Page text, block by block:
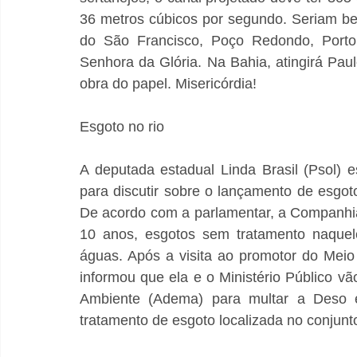
36 metros cúbicos por segundo. Seriam
do São Francisco, Poço Redondo,
Senhora da Glória. Na Bahia, atingirá
obra do papel. Misericórdia!
Esgoto no rio
A deputada estadual Linda Brasil (Psol)
para discutir sobre o lançamento de
De acordo com a parlamentar, a
10 anos, esgotos sem tratamento
águas. Após a visita ao promotor do
informou que ela e o Ministério Público
Ambiente (Adema) para multar a
tratamento de esgoto localizada no